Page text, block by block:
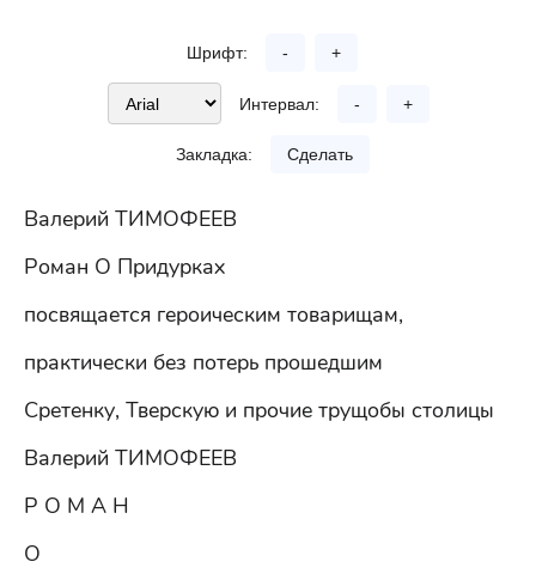
Шрифт: - +
Интервал: - +
Закладка: Сделать
Валерий ТИМОФЕЕВ
Роман О Придурках
посвящается героическим товарищам,
практически без потерь прошедшим
Сретенку, Тверскую и прочие трущобы столицы
Валерий ТИМОФЕЕВ
Р О М А Н
О